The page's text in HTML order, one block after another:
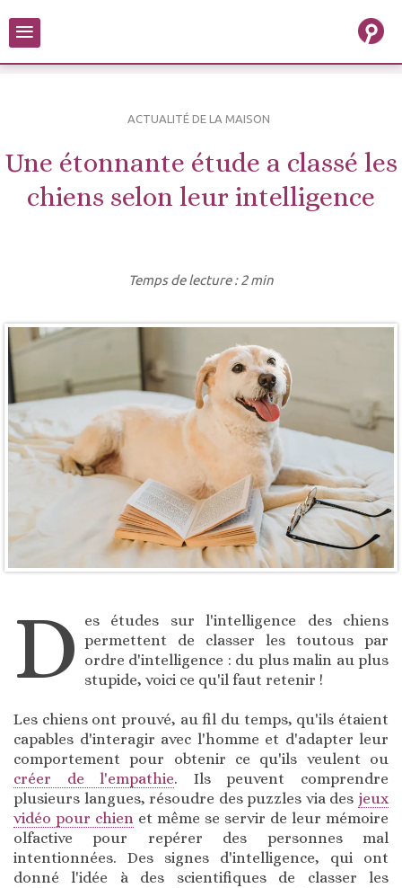
≡
ACTUALITÉ DE LA MAISON
Une étonnante étude a classé les
chiens selon leur intelligence
Temps de lecture : 2 min
D
es études sur l'intelligence des chiens
permettent de classer les toutous par
ordre d'intelligence : du plus malin au plus
stupide, voici ce qu'il faut retenir !
Les chiens ont prouvé, au fil du temps, qu'ils étaient
capables d'interagir avec l'homme et d'adapter leur
comportement pour obtenir ce qu'ils veulent ou
créer de l'empathie. Ils peuvent comprendre
plusieurs langues, résoudre des puzzles via des jeux
vidéo pour chien et même se servir de leur mémoire
olfactive pour repérer des personnes mal
intentionnées. Des signes d'intelligence, qui ont
donné l'idée à des scientifiques de classer les